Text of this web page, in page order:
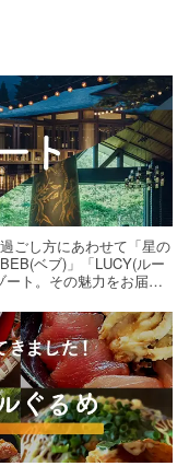
ごし方にあわせて「星の
ベブ)」「LUCY(ルー
ト。その魅力をお届け